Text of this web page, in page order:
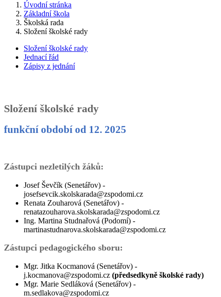
Úvodní stránka
Základní škola
Školská rada
Složení školské rady
Složení školské rady
Jednací řád
Zápisy z jednání
Složení školské rady
funkční období od 12. 2025
Zástupci nezletilých žáků:
Josef Ševčík (Senetářov) -
josefsevcik.skolskarada@zspodomi.cz
Renata Zouharová (Senetářov) -
renatazouharova.skolskarada@zspodomi.cz
Ing. Martina Studnařová (Podomí) -
martinastudnarova.skolskarada@zspodomi.cz
Zástupci pedagogického sboru:
Mgr. Jitka Kocmanová (Senetářov) -
j.kocmanova@zspodomi.cz (předsedkyně školské rady)
Mgr. Marie Sedláková (Senetářov) -
m.sedlakova@zspodomi.cz